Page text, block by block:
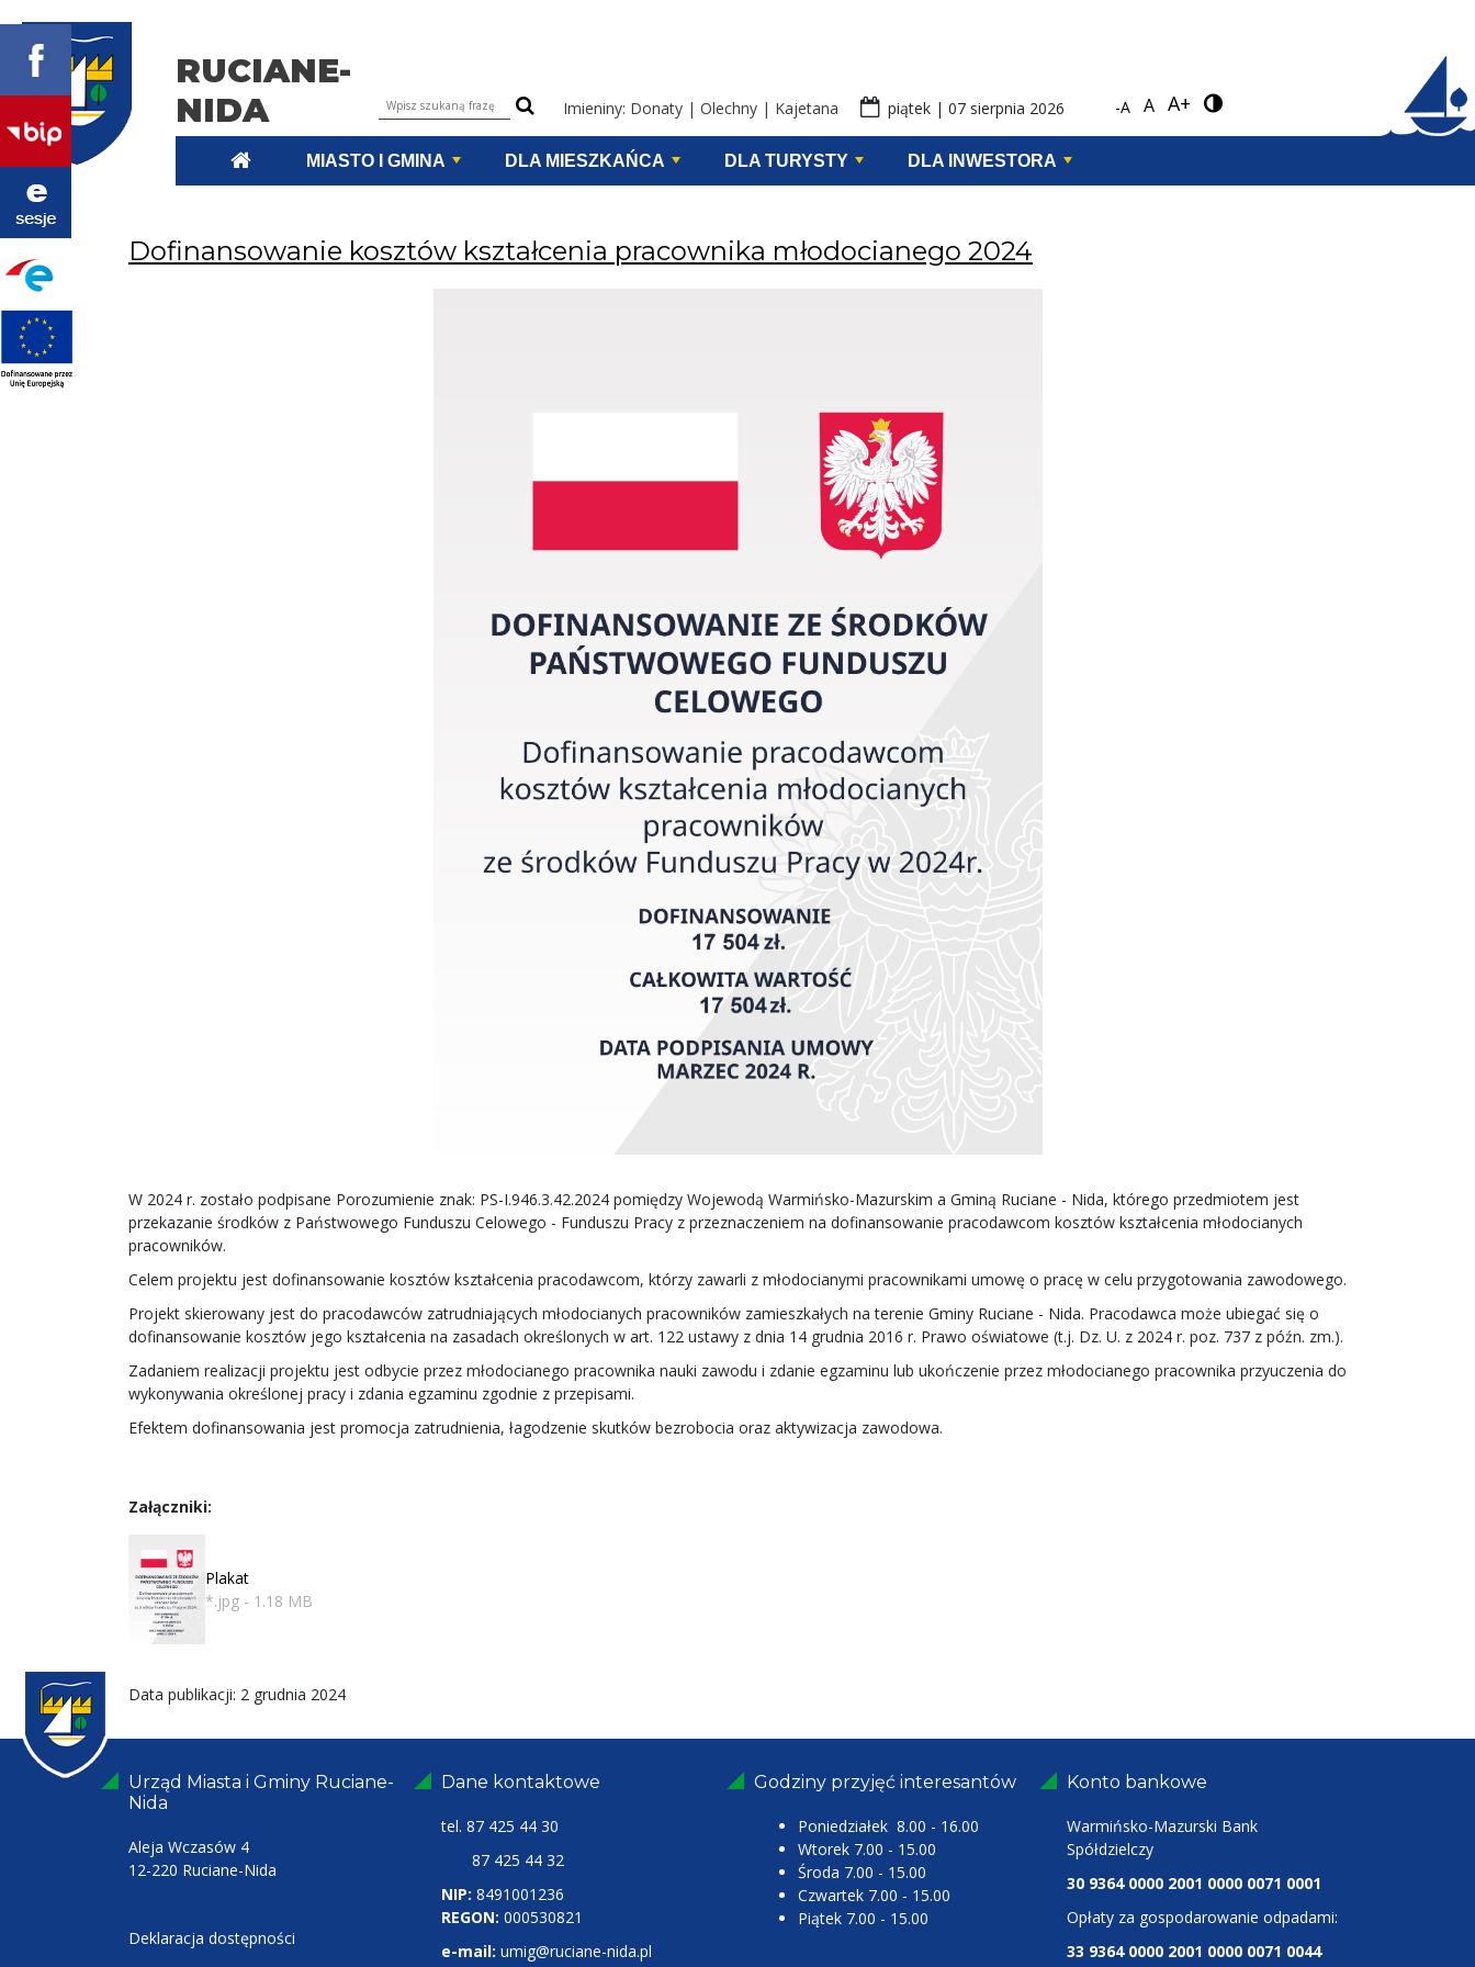
RUCIANE-
NIDA
Wyszukiwarka treści na stronieImieniny: Donaty | Olechny | Kajetana piątek | 07 sierpnia 2026 -A A A+
MIASTO I GMINA DLA MIESZKAŃCA DLA TURYSTY DLA INWESTORA
Dofinansowanie kosztów kształcenia pracownika młodocianego 2024
W 2024 r. zostało podpisane Porozumienie znak: PS-I.946.3.42.2024 pomiędzy Wojewodą Warmińsko-Mazurskim a Gminą Ruciane - Nida, którego przedmiotem jest
przekazanie środków z Państwowego Funduszu Celowego - Funduszu Pracy z przeznaczeniem na dofinansowanie pracodawcom kosztów kształcenia młodocianych
pracowników.
Celem projektu jest dofinansowanie kosztów kształcenia pracodawcom, którzy zawarli z młodocianymi pracownikami umowę o pracę w celu przygotowania zawodowego.
Projekt skierowany jest do pracodawców zatrudniających młodocianych pracowników zamieszkałych na terenie Gminy Ruciane - Nida. Pracodawca może ubiegać się o
dofinansowanie kosztów jego kształcenia na zasadach określonych w art. 122 ustawy z dnia 14 grudnia 2016 r. Prawo oświatowe (t.j. Dz. U. z 2024 r. poz. 737 z późn. zm.).
Zadaniem realizacji projektu jest odbycie przez młodocianego pracownika nauki zawodu i zdanie egzaminu lub ukończenie przez młodocianego pracownika przyuczenia do
wykonywania określonej pracy i zdania egzaminu zgodnie z przepisami.
Efektem dofinansowania jest promocja zatrudnienia, łagodzenie skutków bezrobocia oraz aktywizacja zawodowa.
Załączniki:
Plakat
*.jpg - 1.18 MB
Data publikacji: 2 grudnia 2024
Urząd Miasta i Gminy Ruciane-
Nida
Aleja Wczasów 4
12-220 Ruciane-Nida
Deklaracja dostępności
Dane kontaktowe
tel. 87 425 44 30
87 425 44 32
NIP: 8491001236
REGON: 000530821
e-mail: umig@ruciane-nida.pl
Godziny przyjęć interesantów
Poniedziałek 8.00 - 16.00
Wtorek 7.00 - 15.00
Środa 7.00 - 15.00
Czwartek 7.00 - 15.00
Piątek 7.00 - 15.00
Konto bankowe
Warmińsko-Mazurski Bank
Spółdzielczy
30 9364 0000 2001 0000 0071 0001
Opłaty za gospodarowanie odpadami:
33 9364 0000 2001 0000 0071 0044